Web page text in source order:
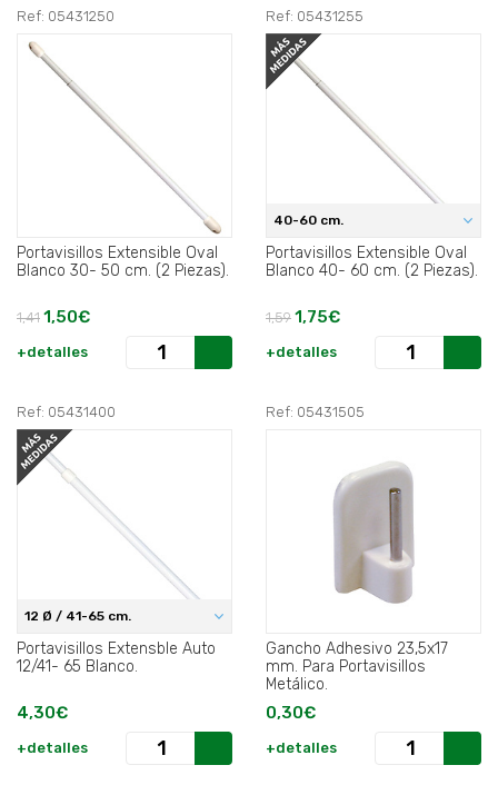
Ref: 05431250
Portavisillos Extensible Oval
Blanco 30- 50 cm. (2 Piezas).
1,41 1,50€
+detalles
Ref: 05431255
40-60 cm.
Portavisillos Extensible Oval
Blanco 40- 60 cm. (2 Piezas).
1,59 1,75€
+detalles
Ref: 05431400
12 Ø / 41-65 cm.
Portavisillos Extensble Auto
12/41- 65 Blanco.
4,30€
+detalles
Ref: 05431505
Gancho Adhesivo 23,5x17
mm. Para Portavisillos
Metálico.
0,30€
+detalles